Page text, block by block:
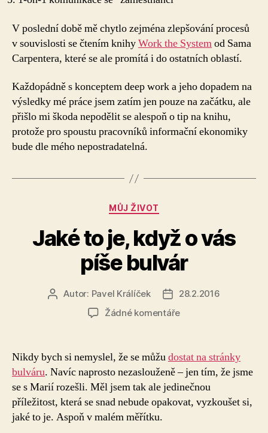
V poslední době mě chytlo zejména zlepšování procesů
v souvislosti se čtením knihyWork the Systemod Sama
Carpentera, které se ale promítá i do ostatních oblastí.
Každopádně s konceptem deep work a jeho dopadem na
výsledky mé práce jsem zatím jen pouze na začátku, ale
přišlo mi škoda nepodělit se alespoň o tip na knihu,
protože pro spoustu pracovníků informační ekonomiky
bude dle mého nepostradatelná.
Rubriky
MŮJ ŽIVOT
Jaké to je, když o vás
píše bulvár
Autor
příspěvku
Autor: Pavel Králíček
Datum
příspěvku
28.2.2016
Žádné komentářeu
Jaké
to
je,
když
Nikdy bych si nemyslel, že se můžudostat na stránky
bulváru. Navíc naprosto nezaslouženě – jen tím, že jsme
se s Marií rozešli. Měl jsem tak ale jedinečnou
příležitost, která se snad nebude opakovat, vyzkoušet si,
jaké to je. Aspoň v malém měřítku.